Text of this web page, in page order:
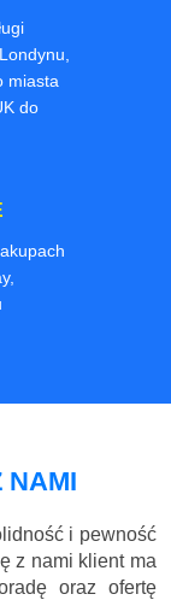
miasta
do
NAMI
i pewność
z nami klient ma
oraz ofertę